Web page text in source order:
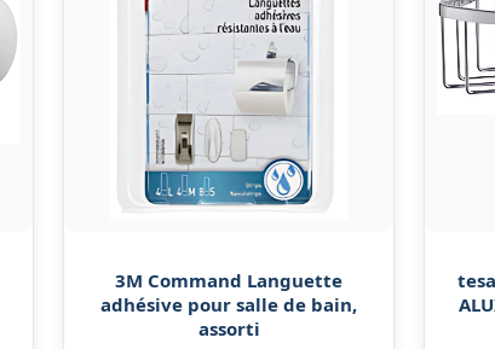
3M Command Languette
adhésive pour salle de bain,
assorti